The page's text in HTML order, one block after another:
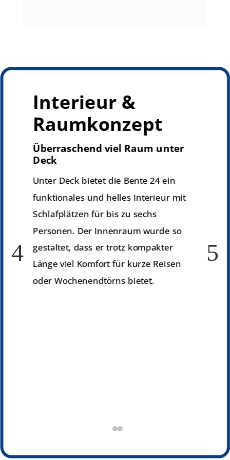
Interieur &
Raumkonzept
Überraschend viel Raum unter
Deck
Unter Deck bietet die Bente 24 ein
funktionales und helles Interieur mit
Schlafplätzen für bis zu sechs
Personen. Der Innenraum wurde so
gestaltet, dass er trotz kompakter
Länge viel Komfort für kurze Reisen
oder Wochenendtörns bietet.
4 5